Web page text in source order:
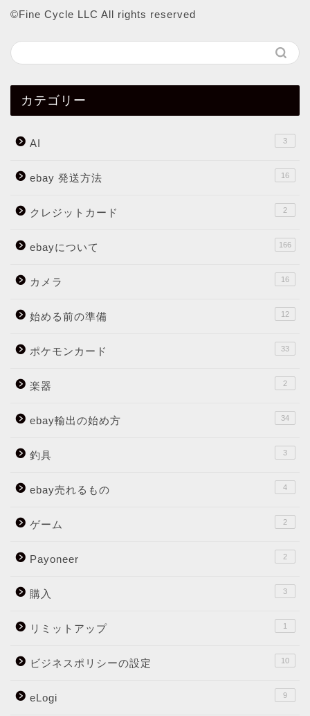
©︎Fine Cycle LLC All rights reserved
カテゴリー
AI 3
ebay 発送方法 16
クレジットカード 2
ebayについて 166
カメラ 16
始める前の準備 12
ポケモンカード 33
楽器 2
ebay輸出の始め方 34
釣具 3
ebay売れるもの 4
ゲーム 2
Payoneer 2
購入 3
リミットアップ 1
ビジネスポリシーの設定 10
eLogi 9